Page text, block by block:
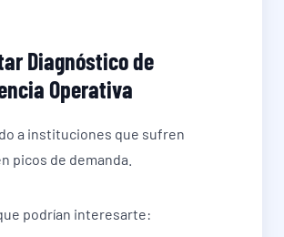
Diagnóstico de
Operativa
a instituciones que sufren
picos de demanda.
podrían interesarte: